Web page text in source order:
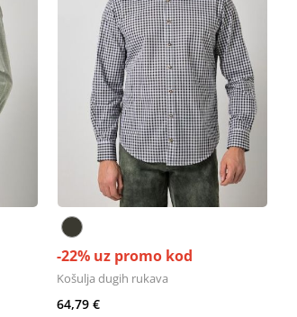
-22% uz promo kod
Košulja dugih rukava
64,79 €